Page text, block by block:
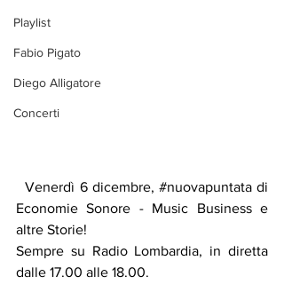
Playlist
Fabio Pigato
Diego Alligatore
Concerti
  Venerdì 6 dicembre,
#nuovapuntata di
Economie Sonore - Music Business e
altre Storie!
Sempre su Radio Lombardia, in diretta
dalle 17.00 alle 18.00.